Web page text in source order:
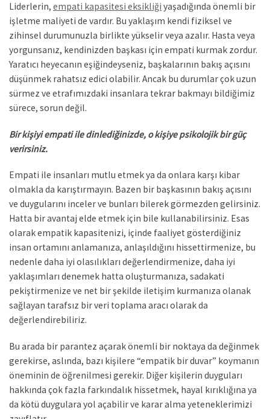
Liderlerin, empati kapasitesi eksikliği yaşadığında önemli bir
işletme maliyeti de vardır. Bu yaklaşım kendi fiziksel ve
zihinsel durumunuzla birlikte yükselir veya azalır. Hasta veya
yorgunsanız, kendinizden başkası için empati kurmak zordur.
Yaratıcı heyecanın eşiğindeyseniz, başkalarının bakış açısını
düşünmek rahatsız edici olabilir. Ancak bu durumlar çok uzun
sürmez ve etrafımızdaki insanlara tekrar bakmayı bildiğimiz
sürece, sorun değil.
Bir kişiyi empati ile dinlediğinizde, o kişiye psikolojik bir güç
verirsiniz.
Empati ile insanları mutlu etmek ya da onlara karşı kibar
olmakla da karıştırmayın. Bazen bir başkasının bakış açısını
ve duygularını inceler ve bunları bilerek görmezden gelirsiniz.
Hatta bir avantaj elde etmek için bile kullanabilirsiniz. Esas
olarak empatik kapasitenizi, içinde faaliyet gösterdiğiniz
insan ortamını anlamanıza, anlaşıldığını hissettirmenize, bu
nedenle daha iyi olasılıkları değerlendirmenize, daha iyi
yaklaşımları denemek hatta oluşturmanıza, sadakati
pekiştirmenize ve net bir şekilde iletişim kurmanıza olanak
sağlayan tarafsız bir veri toplama aracı olarak da
değerlendirebiliriz.
Bu arada bir parantez açarak önemli bir noktaya da değinmek
gerekirse, aslında, bazı kişilere “empatik bir duvar” koymanın
öneminin de öğrenilmesi gerekir. Diğer kişilerin duyguları
hakkında çok fazla farkındalık hissetmek, hayal kırıklığına ya
da kötü duygulara yol açabilir ve karar alma yeteneklerimizi